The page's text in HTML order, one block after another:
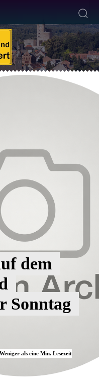
dem
Sonntag
Weniger als eine Min. Lesezeit